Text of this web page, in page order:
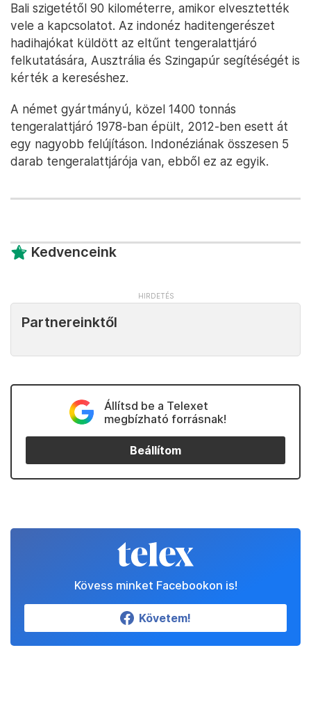
Bali szigetétől 90 kilométerre, amikor elvesztették
vele a kapcsolatot. Az indonéz haditengerészet
hadihajókat küldött az eltűnt tengeralattjáró
felkutatására, Ausztrália és Szingapúr segítéségét is
kérték a kereséshez.
A német gyártmányú, közel 1400 tonnás
tengeralattjáró 1978-ban épült, 2012-ben esett át
egy nagyobb felújításon. Indonéziának összesen 5
darab tengeralattjárója van, ebből ez az egyik.
Kedvenceink
Partnereinktől
Állítsd be a Telexet
megbízható forrásnak!
Beállítom
Kövess minket Facebookon is!
Követem!